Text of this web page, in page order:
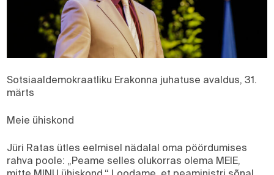
Sotsiaaldemokraatliku Erakonna juhatuse avaldus, 31.
märts
Meie ühiskond
Jüri Ratas ütles eelmisel nädalal oma pöördumises
rahva poole: „Peame selles olukorras olema MEIE,